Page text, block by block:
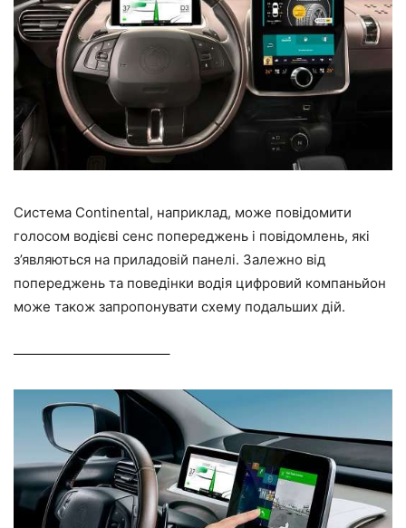
Система Continental, наприклад, може повідомити
голосом водієві сенс попереджень і повідомлень, які
з’являються на приладовій панелі. Залежно від
попереджень та поведінки водія цифровий компаньйон
може також запропонувати схему подальших дій.
———————————–